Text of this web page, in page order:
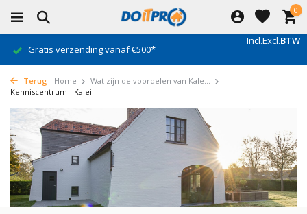
0
Incl.Excl.BTW
Gratis verzending vanaf €500*
Terug Home
Wat zijn de voordelen van Kale...
Kenniscentrum - Kalei